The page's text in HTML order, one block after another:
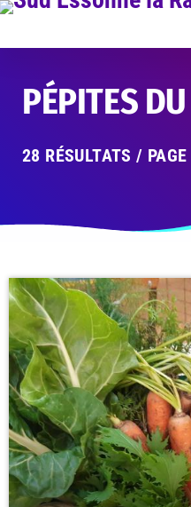
PÉPITES
28 RÉSULTATS /